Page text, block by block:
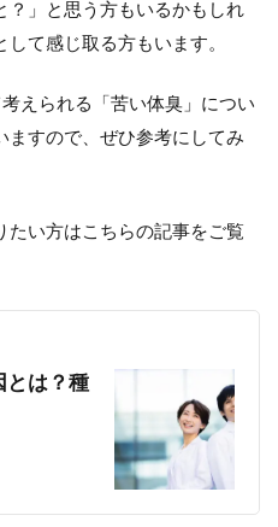
？」と思う方もいるかもしれ
て感じ取る方もいます。
えられる「苦い体臭」につい
ますので、ぜひ参考にしてみ
い方はこちらの記事をご覧
とは？種